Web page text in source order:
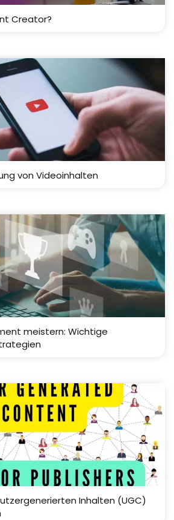
Creator?
von Videoinhalten
meistern: Wichtige
Inhalten (UGC)